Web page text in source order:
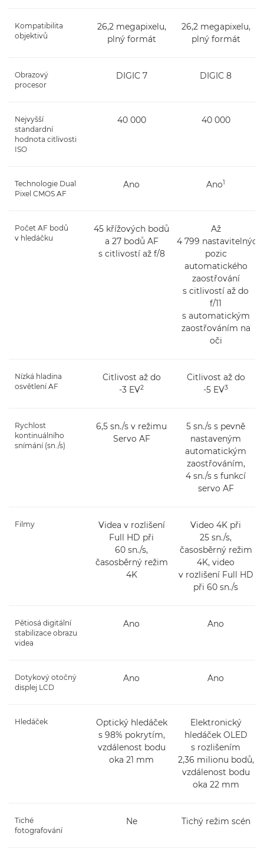
Kompatibilita
objektivů
26,2 megapixelu,
plný formát
26,2 megapixelu,
plný formát
Obrazový
procesor
DIGIC 7 DIGIC 8
Nejvyšší
standardní
hodnota citlivosti
ISO
40 000 40 000
Technologie Dual
Pixel CMOS AF
Ano Ano1
Počet AF bodů
v hledáčku
45 křížových bodů
a 27 bodů AF
s citlivostí až f/8
Až
4 799 nastavitelných
pozic
automatického
zaostřování
s citlivostí až do
f/11
s automatickým
zaostřováním na
oči
Nízká hladina
osvětlení AF
Citlivost až do
-3 EV2
Citlivost až do
-5 EV3
Rychlost
kontinuálního
snímání (sn./s)
6,5 sn./s v režimu
Servo AF
5 sn./s s pevně
nastaveným
automatickým
zaostřováním,
4 sn./s s funkcí
servo AF
Filmy
Videa v rozlišení
Full HD při
60 sn./s,
časosběrný režim
4K
Video 4K při
25 sn./s,
časosběrný režim
4K, video
v rozlišení Full HD
při 60 sn./s
Pětiosá digitální
stabilizace obrazu
videa
Ano Ano
Dotykový otočný
displej LCD
Ano Ano
Hledáček
Optický hledáček
s 98% pokrytím,
vzdálenost bodu
oka 21 mm
Elektronický
hledáček OLED
s rozlišením
2,36 milionu bodů,
vzdálenost bodu
oka 22 mm
Tiché
fotografování
Ne Tichý režim scén